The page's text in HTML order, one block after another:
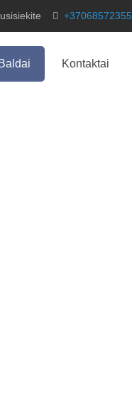
+37068572355
Baldai Kontaktai